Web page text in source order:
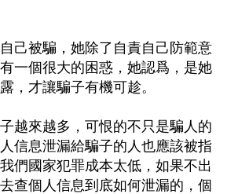
己被騙，她除了自責自己防範意
一個很大的困惑，她認爲，是她
，才讓騙子有機可趁。
越來越多，可恨的不只是騙人的
信息泄漏給騙子的人也應該被指
們國家犯罪成本太低，如果不出
查個人信息到底如何泄漏的，個